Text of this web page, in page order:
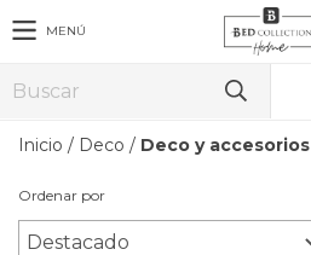
MENÚ
Inicio / Deco / Deco y accesorios
Ordenar por